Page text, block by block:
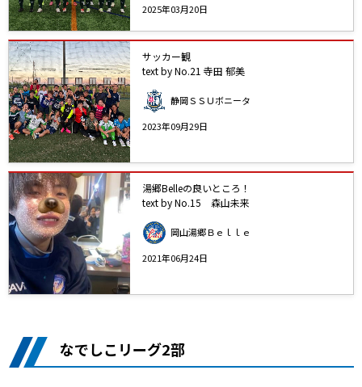
2025年03月20日
サッカー観
text by No.21 寺田 郁美
静岡ＳＳＵボニータ
2023年09月29日
湯郷Belleの良いところ！
text by No.15 森山未来
岡山湯郷Ｂｅｌｌｅ
2021年06月24日
なでしこリーグ2部